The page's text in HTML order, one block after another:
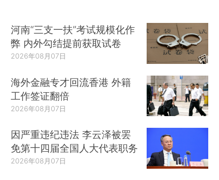
河南“三支一扶”考试规模化作
弊 内外勾结提前获取试卷
2026年08月07日
海外金融专才回流香港 外籍
工作签证翻倍
2026年08月07日
因严重违纪违法 李云泽被罢
免第十四届全国人大代表职务
2026年08月07日